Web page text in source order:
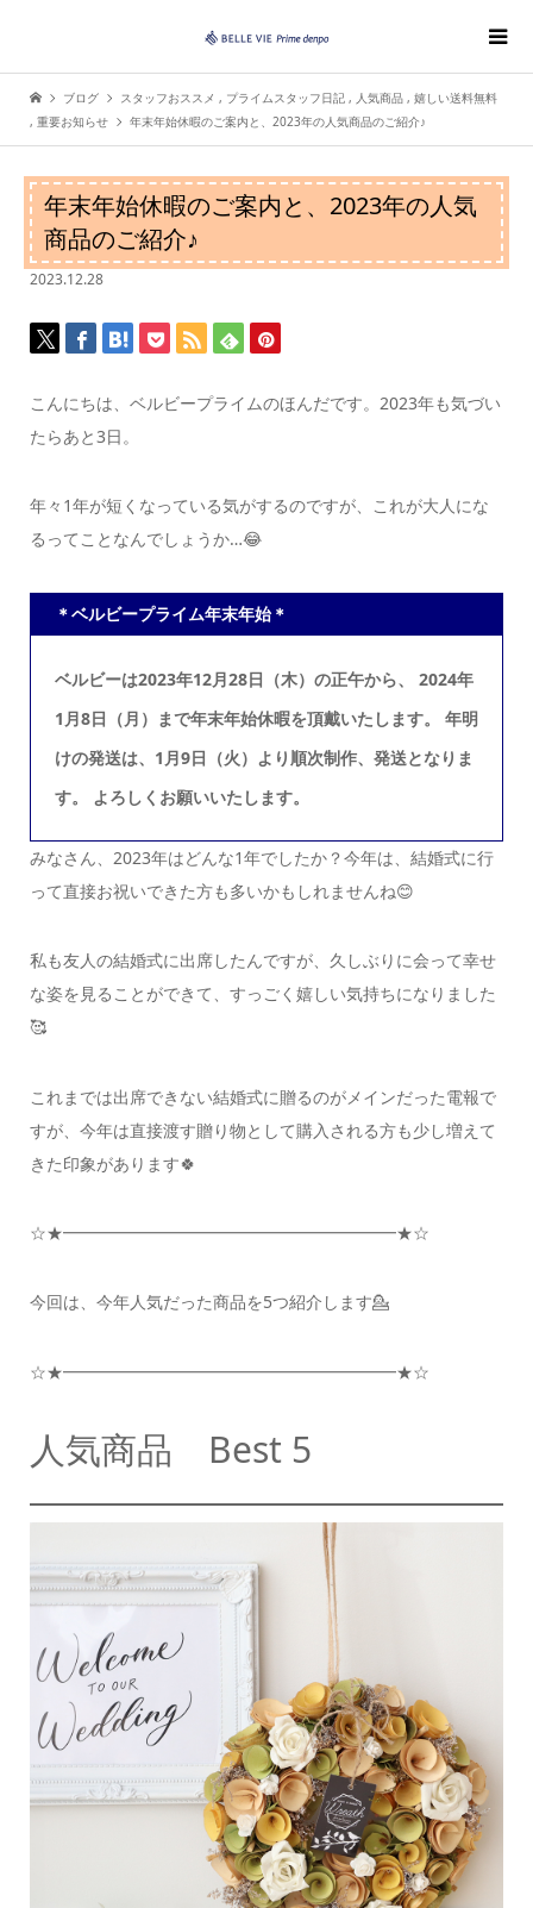
ブログ スタッフおススメ , プライムスタッフ日記 , 人気商品 , 嬉しい送料無料
, 重要お知らせ 年末年始休暇のご案内と、2023年の人気商品のご紹介♪
年末年始休暇のご案内と、2023年の人気
商品のご紹介♪
2023.12.28
こんにちは、ベルビープライムのほんだです。 2023年も気づい
たらあと3日。
年々1年が短くなっている気がするのですが、
これが大人にな
るってことなんでしょうか…😂
＊ベルビープライム年末年始＊
ベルビーは2023年12月28日（木）の正午から、
2024年
1月8日（月）まで年末年始休暇を頂戴いたします。
年明
けの発送は、1月9日（火）より順次制作、発送となりま
す。
よろしくお願いいたします。
みなさん、2023年はどんな1年でしたか？今年は、結婚式に行
って直接お祝いできた方も多いかもしれませんね😊
私も友人の結婚式に出席したんですが、 久しぶりに会って幸せ
な姿を見ることができて、 すっごく嬉しい気持ちになりました
🥰
これまでは出席できない結婚式に贈るのがメインだった電報で
すが、 今年は直接渡す贈り物として購入される方も少し増えて
きた印象があります🍀
☆★━━━━━━━━━━━━━━━━━━━━★☆
今回は、今年人気だった商品を5つ紹介します💁
☆★━━━━━━━━━━━━━━━━━━━━★☆
人気商品 Best 5